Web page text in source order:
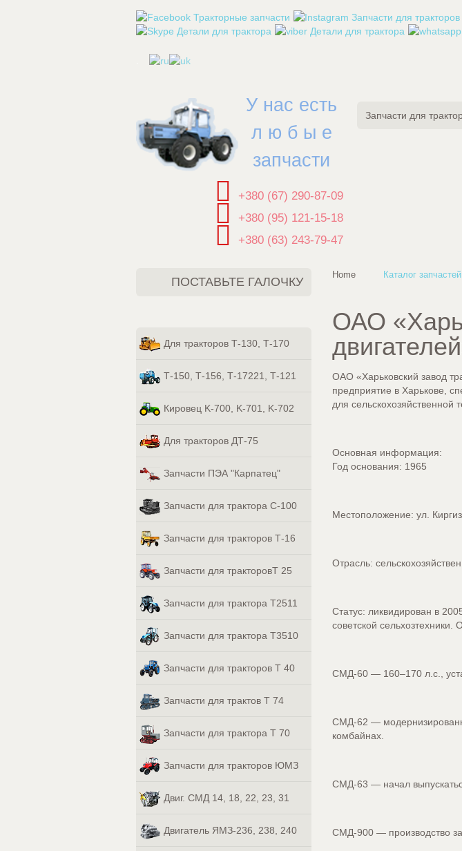
У нас есть
л ю б ы е
запчасти
+380 (67) 290-87-09
+380 (95) 121-15-18
+380 (63) 243-79-47
Запчасти для
Home Каталог запчастей
ОАО
ОАО «Харьковский завод
предприятие в Харькове,
для сельскохозяйственной
Основная информация:
Год основания: 1965
Местоположение: ул.
Отрасль:
Статус: ликвидирован в
советской
СМД-60 — 160–170 л.с.,
СМД-62 —
комбайнах.
СМД-63 — начал
СМД-900 — производство
ПОСТАВЬТЕ ГАЛОЧКУ
Для тракторов Т-130, Т-170
Т-150, Т-156, Т-17221, Т-121
Кировец K-700, K-701, K-702
Для тракторов ДТ-75
Запчасти ПЭА "Карпатец"
Запчасти для трактора С-100
Запчасти для тракторов Т-16
Запчасти для тракторовТ 25
Запчасти для трактора Т2511
Запчасти для трактора Т3510
Запчасти для тракторов Т 40
Запчасти для трактов Т 74
Запчасти для трактора Т 70
Запчасти для тракторов ЮМЗ
Двиг. СМД 14, 18, 22, 23, 31
Двигатель ЯМЗ-236, 238, 240